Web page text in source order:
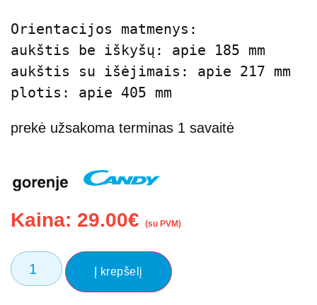
Orientacijos matmenys:
aukštis be iškyšų: apie 185 mm
aukštis su išėjimais: apie 217 mm
plotis: apie 405 mm
prekė užsakoma terminas 1 savaitė
Kaina: 29.00€ (su PVM)
Į krepšelį